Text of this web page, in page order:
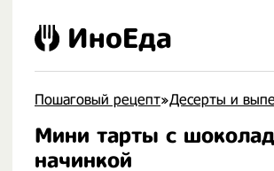
Пошаговый рецепт»Десерты и
Мини тарты с
начинкой
ИноЕда